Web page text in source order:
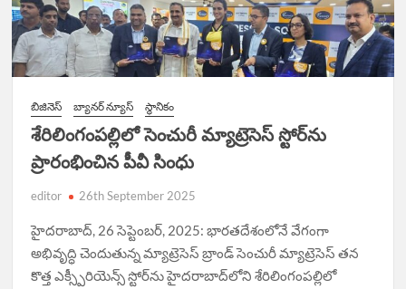
బిజినెస్ బ్యానర్ న్యూస్ స్థానికం
శేరిలింగంపల్లిలో సెంచురీ మ్యాట్రెసెస్ స్టోర్‌ను
ప్రారంభించిన పీవీ సింధు
editor 26th September 2025
హైదరాబాద్, 26 సెప్టెంబర్, 2025: భారతదేశంలోనే వేగంగా
అభివృద్ధి చెందుతున్న మ్యాట్రెసెస్ బ్రాండ్ సెంచురీ మ్యాట్రెసెస్ తన
కొత్త ఎక్స్పీరియెన్స్ స్టోర్‌ను హైదరాబాద్‌లోని శేరిలింగంపల్లిలో